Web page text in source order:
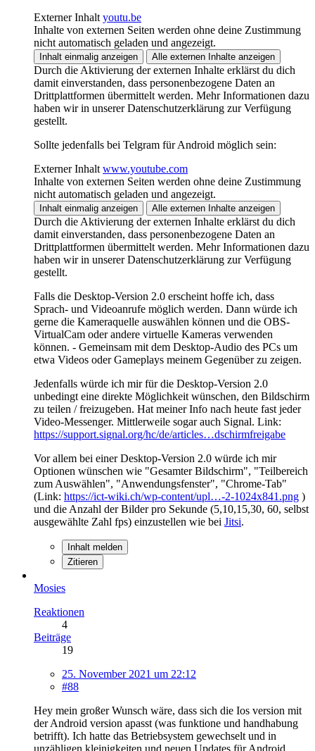
Externer Inhalt youtu.be
Inhalte von externen Seiten werden ohne deine Zustimmung
nicht automatisch geladen und angezeigt.
Inhalt einmalig anzeigen Alle externen Inhalte anzeigen
Durch die Aktivierung der externen Inhalte erklärst du dich
damit einverstanden, dass personenbezogene Daten an
Drittplattformen übermittelt werden. Mehr Informationen dazu
haben wir in unserer Datenschutzerklärung zur Verfügung
gestellt.
Sollte jedenfalls bei Telgram für Android möglich sein:
Externer Inhalt www.youtube.com
Inhalte von externen Seiten werden ohne deine Zustimmung
nicht automatisch geladen und angezeigt.
Inhalt einmalig anzeigen Alle externen Inhalte anzeigen
Durch die Aktivierung der externen Inhalte erklärst du dich
damit einverstanden, dass personenbezogene Daten an
Drittplattformen übermittelt werden. Mehr Informationen dazu
haben wir in unserer Datenschutzerklärung zur Verfügung
gestellt.
Falls die Desktop-Version 2.0 erscheint hoffe ich, dass
Sprach- und Videoanrufe möglich werden. Dann würde ich
gerne die Kameraquelle auswählen können und die OBS-
VirtualCam oder andere virtuelle Kameras verwenden
können. - Gemeinsam mit dem Desktop-Audio des PCs um
etwa Videos oder Gameplays meinem Gegenüber zu zeigen.
Jedenfalls würde ich mir für die Desktop-Version 2.0
unbedingt eine direkte Möglichkeit wünschen, den Bildschirm
zu teilen / freizugeben. Hat meiner Info nach heute fast jeder
Video-Messenger. Mittlerweile sogar auch Signal. Link:
https://support.signal.org/hc/de/articles…dschirmfreigabe
Vor allem bei einer Desktop-Version 2.0 würde ich mir
Optionen wünschen wie "Gesamter Bildschirm", "Teilbereich
zum Auswählen", "Anwendungsfenster", "Chrome-Tab"
(Link: https://ict-wiki.ch/wp-content/upl…-2-1024x841.png )
und die Anzahl der Bilder pro Sekunde (5,10,15,30, 60, selbst
ausgewählte Zahl fps) einzustellen wie bei Jitsi.
Inhalt melden
Zitieren
Mosies
Reaktionen
4
Beiträge
19
25. November 2021 um 22:12
#88
Hey mein großer Wunsch wäre, dass sich die Ios version mit
der Android version apasst (was funktione und handhabung
betrifft). Ich hatte das Betriebsystem gewechselt und in
unzähligen kleinigkeiten und neuen Updates für Android